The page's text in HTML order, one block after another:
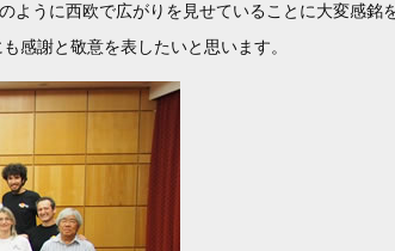
ように西欧で広がりを見せていることに大変感銘
感謝と敬意を表したいと思います。